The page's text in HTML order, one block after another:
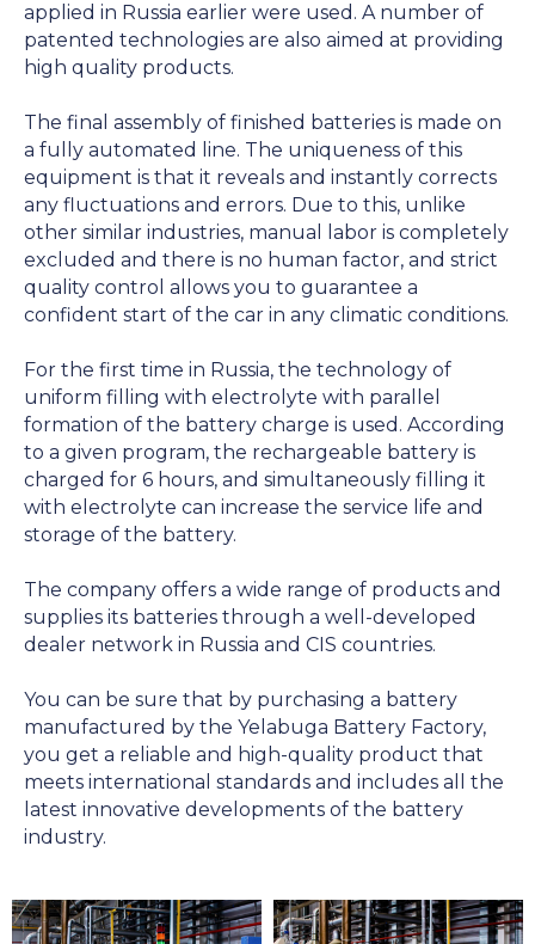
applied in Russia earlier were used. A number of
patented technologies are also aimed at providing
high quality products.
The final assembly of finished batteries is made on
a fully automated line. The uniqueness of this
equipment is that it reveals and instantly corrects
any fluctuations and errors. Due to this, unlike
other similar industries, manual labor is completely
excluded and there is no human factor, and strict
quality control allows you to guarantee a
confident start of the car in any climatic conditions.
For the first time in Russia, the technology of
uniform filling with electrolyte with parallel
formation of the battery charge is used. According
to a given program, the rechargeable battery is
charged for 6 hours, and simultaneously filling it
with electrolyte can increase the service life and
storage of the battery.
The company offers a wide range of products and
supplies its batteries through a well-developed
dealer network in Russia and CIS countries.
You can be sure that by purchasing a battery
manufactured by the Yelabuga Battery Factory,
you get a reliable and high-quality product that
meets international standards and includes all the
latest innovative developments of the battery
industry.